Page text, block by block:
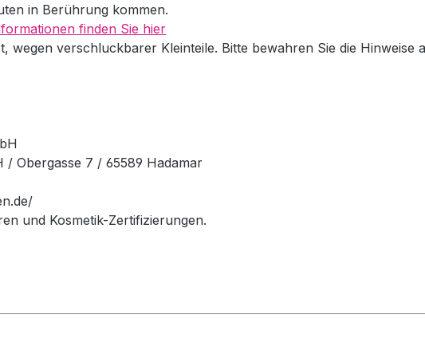
in Berührung kommen.
finden Sie hier
wegen verschluckbarer Kleinteile. Bitte bewahren Sie die Hinweise
Obergasse 7 / 65589 Hadamar
und Kosmetik-Zertifizierungen.